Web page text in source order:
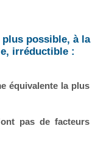
possible, à la
irréductible :
équivalente la plus
pas de facteurs